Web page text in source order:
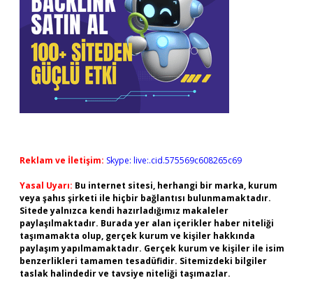
Reklam ve İletişim: Skype: live:.cid.575569c608265c69
Yasal Uyarı: Bu internet sitesi, herhangi bir marka, kurum
veya şahıs şirketi ile hiçbir bağlantısı bulunmamaktadır.
Sitede yalnızca kendi hazırladığımız makaleler
paylaşılmaktadır. Burada yer alan içerikler haber niteliği
taşımamakta olup, gerçek kurum ve kişiler hakkında
paylaşım yapılmamaktadır. Gerçek kurum ve kişiler ile isim
benzerlikleri tamamen tesadüfidir. Sitemizdeki bilgiler
taslak halindedir ve tavsiye niteliği taşımazlar.